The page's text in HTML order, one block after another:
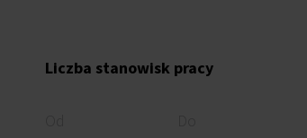
Liczba stanowisk pracy